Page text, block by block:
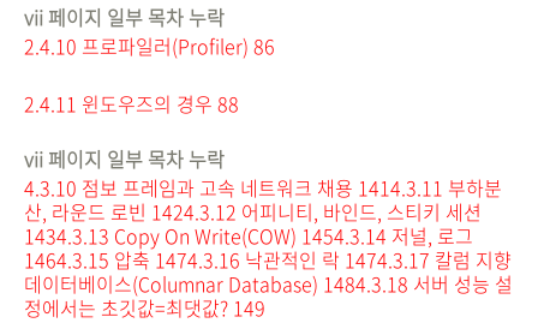
vii 페이지 일부 목차 누락
2.4.10 프로파일러(Profiler) 86
2.4.11 윈도우즈의 경우 88
vii 페이지 일부 목차 누락
4.3.10 점보 프레임과 고속 네트워크 채용 1414.3.11 부하분
산, 라운드 로빈 1424.3.12 어피니티, 바인드, 스티키 세션
1434.3.13 Copy On Write(COW) 1454.3.14 저널, 로그
1464.3.15 압축 1474.3.16 낙관적인 락 1474.3.17 칼럼 지향
데이터베이스(Columnar Database) 1484.3.18 서버 성능 설
정에서는 초깃값=최댓값? 149